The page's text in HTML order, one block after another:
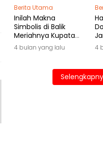
Berita Utama
Inilah Makna
Simbolis di Balik
Meriahnya Kupatan
di Jawa
4 bulan yang lalu 4